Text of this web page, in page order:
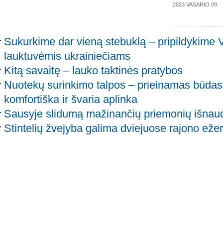
2023 VASARIO 09
Sukurkime dar vieną stebuklą – pripildykime
lauktuvėmis ukrainiečiams
Kitą savaitę – lauko taktinės pratybos
Nuotekų surinkimo talpos – prieinamas
komfortiška ir švaria aplinka
Sausyje slidumą mažinančių priemonių
Stintelių žvejyba galima dviejuose rajono